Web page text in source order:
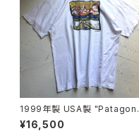
1999年製 USA製 "Patagoni
a“ NOMAD LOGO T-shirt
¥16,500